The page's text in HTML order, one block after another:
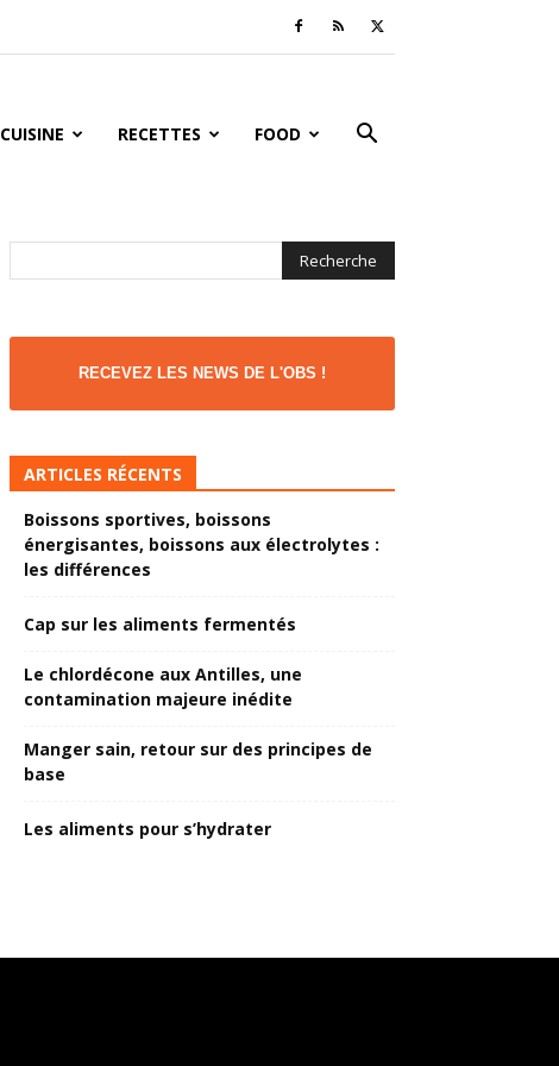
CUISINE RECETTES FOOD
RECEVEZ LES NEWS DE L'OBS !
ARTICLES RÉCENTS
Boissons sportives, boissons
énergisantes, boissons aux électrolytes :
les différences
Cap sur les aliments fermentés
Le chlordécone aux Antilles, une
contamination majeure inédite
Manger sain, retour sur des principes de
base
Les aliments pour s’hydrater